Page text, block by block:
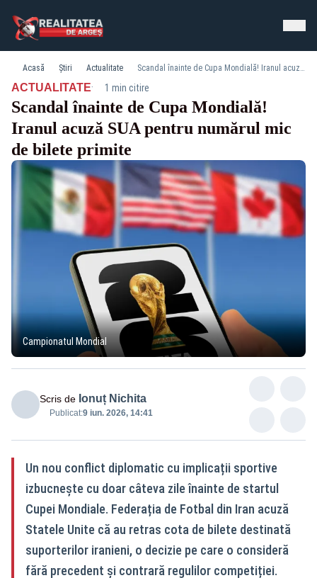
Acasă Știri Actualitate Scandal înainte de Cupa Mondială! Iranul acuză SUA pentru numărul mic de bilete primite
ACTUALITATE· 1 min citire
Scandal înainte de Cupa Mondială!
Iranul acuză SUA pentru numărul mic
de bilete primite
Campionatul Mondial
Scris de Ionuț Nichita
Publicat:9 iun. 2026, 14:41
Un nou conflict diplomatic cu implicații sportive
izbucnește cu doar câteva zile înainte de startul
Cupei Mondiale. Federația de Fotbal din Iran acuză
Statele Unite că au retras cota de bilete destinată
suporterilor iranieni, o decizie pe care o consideră
fără precedent și contrară regulilor competiției.